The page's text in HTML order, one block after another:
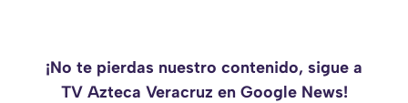
¡No te pierdas nuestro contenido, sigue a
TV Azteca Veracruz en Google News!